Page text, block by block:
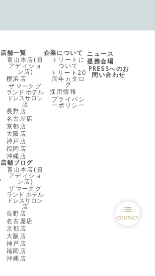
店舗一覧
青山本店(旧
アディショ
ン店)
横浜店
ザ マーク グ
ランド ホテル
ドレスサロン
店
長野店
名古屋店
京都店
大阪店
神戸店
福岡店
沖縄店
店舗ブログ
青山本店(旧
アディショ
ン店)
ザ マーク グ
ランド ホテル
ドレスサロン
店
長野店
名古屋店
京都店
大阪店
神戸店
福岡店
沖縄店
企業について
トリートに
ついて
トリート20
周年カタロ
グ
採用情報
プライバシ
ーポリシー
ニュース
提携会場
PRESSへのお
問い合わせ